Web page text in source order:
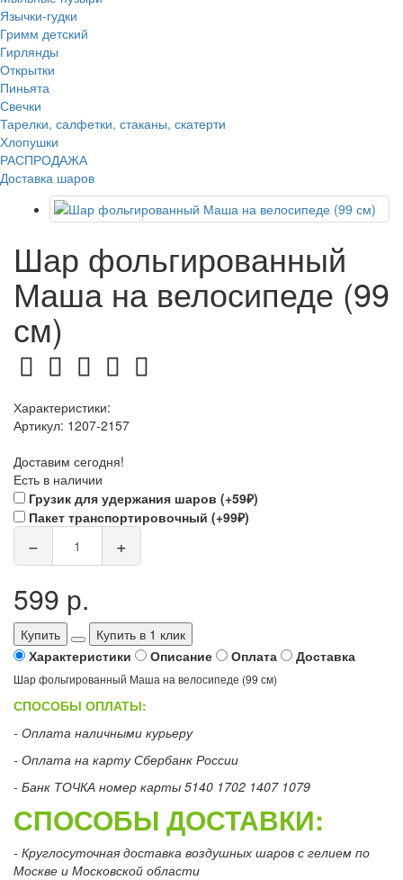
Язычки-гудки
Гримм детский
Гирлянды
Открытки
Пиньята
Свечки
Тарелки, салфетки, стаканы, скатерти
Хлопушки
РАСПРОДАЖА
Доставка шаров
Шар фольгированный
Маша на велосипеде (99
см)
Характеристики:
Артикул: 1207-2157
Доставим сегодня!
Есть в наличии
Грузик для удержания шаров (+59₽)
Пакет транспортировочный (+99₽)
− +
599 р.
Купить
Купить в 1 клик
Характеристики
Описание Оплата Доставка
Шар фольгированный Маша на велосипеде (99 см)
СПОСОБЫ ОПЛАТЫ:
- Оплата наличными курьеру
- Оплата на карту Сбербанк России
- Банк ТОЧКА номер карты 5140 1702 1407 1079
СПОСОБЫ ДОСТАВКИ:
- Круглосуточная доставка воздушных шаров с гелием по
Москве и Московской области